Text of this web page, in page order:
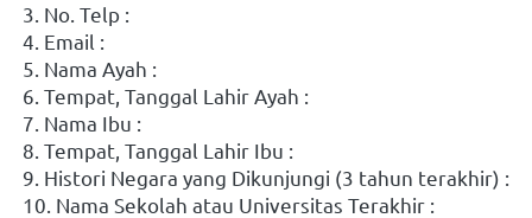
3. No. Telp :
4. Email :
5. Nama Ayah :
6. Tempat, Tanggal Lahir Ayah :
7. Nama Ibu :
8. Tempat, Tanggal Lahir Ibu :
10. Nama Sekolah atau Universitas Terakhir :